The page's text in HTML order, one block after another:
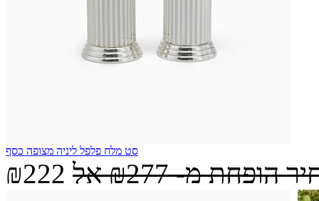
סט מלח פלפל ליניה מצופה כסף
₪222 הופחת מ-₪277 אל